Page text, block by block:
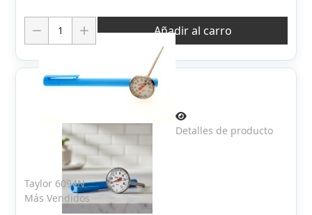
Añadir al carro
Detalles de producto
Taylor 6094N
Más Vendidos